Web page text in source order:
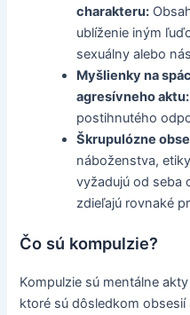
charakteru:
ublíženie iným
sexuálny alebo
Myšlienky na
agresívneho aktu:
postihnutého
Škrupulózne
náboženstva,
vyžadujú od seba
zdieľajú rovnaké
Čo sú kompulzie?
Kompulzie sú mentálne
ktoré sú dôsledkom